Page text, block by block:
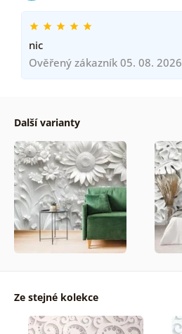
nic
Ověřený zákazník 05. 08. 2026
Další varianty
Ze stejné kolekce